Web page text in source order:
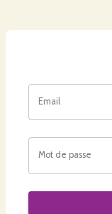
Email
Mot de passe